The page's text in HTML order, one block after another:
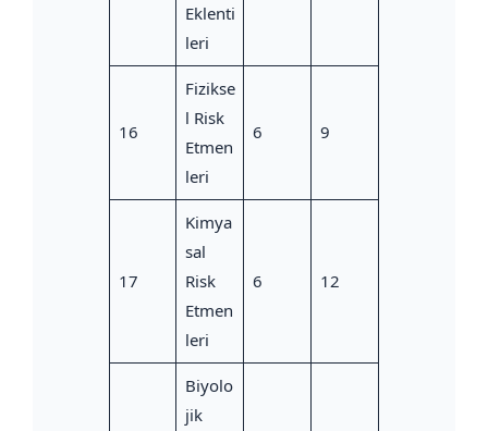
Eklenti
leri
16
Fizikse
l Risk
Etmen
leri
6 9
17
Kimya
sal
Risk
Etmen
leri
6 12
Biyolo
jik